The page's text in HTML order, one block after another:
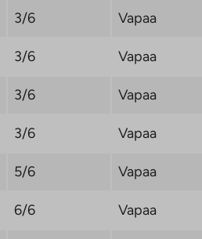
3/6 Vapaa
3/6 Vapaa
3/6 Vapaa
3/6 Vapaa
5/6 Vapaa
6/6 Vapaa